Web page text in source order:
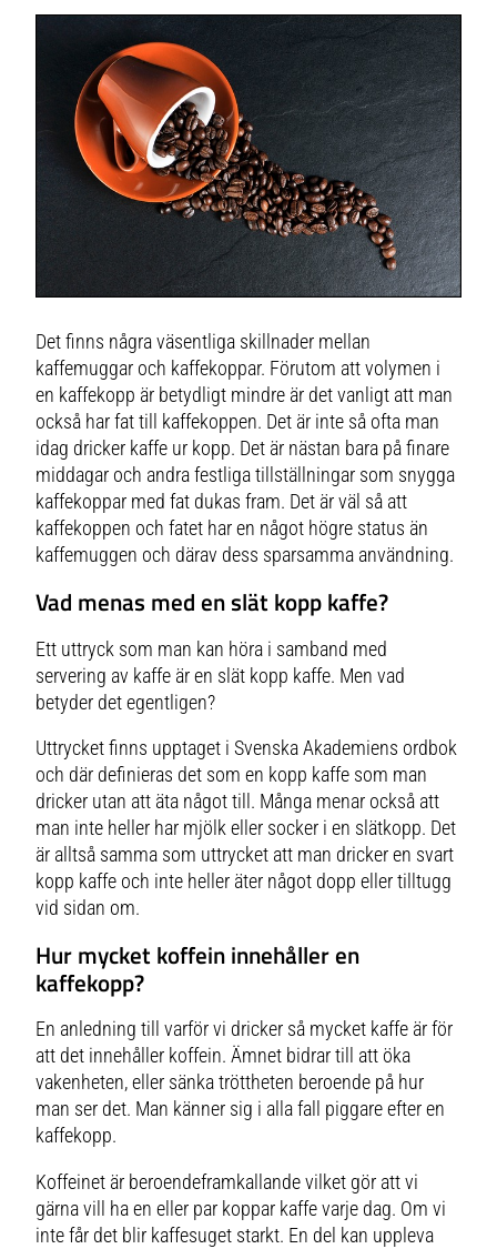
mångsidig design.- Randigt
mönster med små prickar.
Skötselråd för muggen- Tål
diskmaskin.- Tål mikrovågsugn.
Shoppa Kaffekoppar och mer
Muggar & Koppar hos Royal
Design.
Det finns några väsentliga skillnader mellan
kaffemuggar och kaffekoppar. Förutom att volymen i
en kaffekopp är betydligt mindre är det vanligt att man
också har fat till kaffekoppen. Det är inte så ofta man
idag dricker kaffe ur kopp. Det är nästan bara på finare
middagar och andra festliga tillställningar som snygga
kaffekoppar med fat dukas fram. Det är väl så att
kaffekoppen och fatet har en något högre status än
kaffemuggen och därav dess sparsamma användning.
Vad menas med en slät kopp kaffe?
Ett uttryck som man kan höra i samband med
servering av kaffe ären slät kopp kaffe. Men vad
betyder det egentligen?
Uttrycket finns upptaget i Svenska Akademiens ordbok
och där definieras det som en kopp kaffe som man
dricker utan att äta något till. Många menar också att
man inte heller har mjölk eller socker i en slätkopp. Det
är alltså samma som uttrycket att man dricker en svart
kopp kaffe och inte heller äter något dopp eller tilltugg
vid sidan om.
Hur mycket koffein innehåller en
kaffekopp?
En anledning till varför vi dricker så mycket kaffe är för
att det innehåller koffein. Ämnet bidrar till att öka
vakenheten, eller sänka tröttheten beroende på hur
man ser det. Man känner sig i alla fall piggare efter en
kaffekopp.
Koffeinet är beroendeframkallande vilket gör att vi
gärna vill ha en eller par koppar kaffe varje dag. Om vi
inte får det blir kaffesuget starkt. En del kan uppleva